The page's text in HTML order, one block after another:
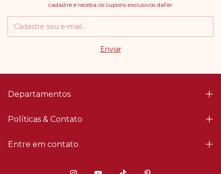
cadastre e receba os cupons exclusivos daFer
Departamentos
Políticas & Contato
Entre em contato